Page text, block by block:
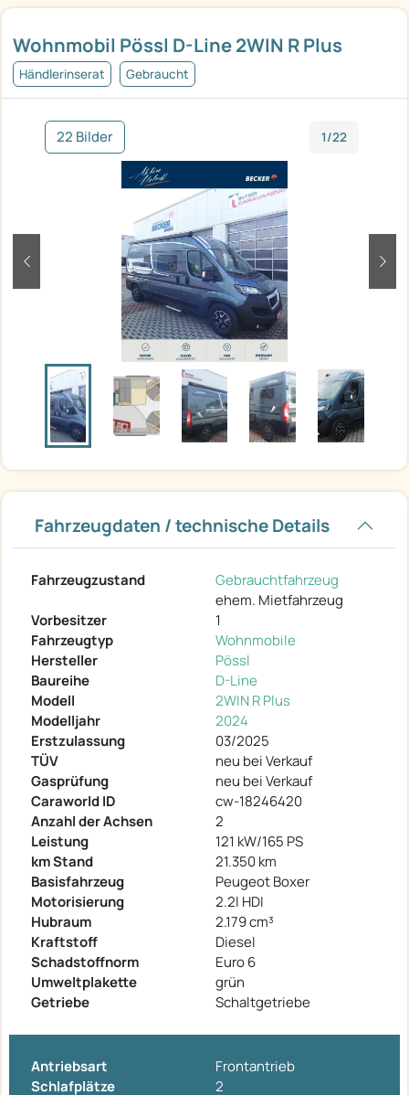
Wohnmobil Pössl D-Line 2WIN R Plus
Händlerinserat Gebraucht
22 Bilder 1/22
zurück
Fahrzeugdaten / technische Details
Fahrzeugzustand
Gebrauchtfahrzeug
ehem. Mietfahrzeug
Vorbesitzer
1
Fahrzeugtyp
Wohnmobile
Hersteller
Pössl
Baureihe
D-Line
Modell
2WIN R Plus
Modelljahr
2024
Erstzulassung
03/2025
TÜV
neu bei Verkauf
Gasprüfung
neu bei Verkauf
Caraworld ID
cw-18246420
Anzahl der Achsen
2
Leistung
121 kW/165 PS
km Stand
21.350 km
Basisfahrzeug
Peugeot Boxer
Motorisierung
2.2l HDI
Hubraum
2.179 cm³
Kraftstoff
Diesel
Schadstoffnorm
Euro 6
Umweltplakette
grün
Getriebe
Schaltgetriebe
Antriebsart
Frontantrieb
Schlafplätze
2